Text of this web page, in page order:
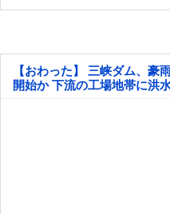
【おわった】 三峡ダム、豪
開始か 下流の工場地帯に洪